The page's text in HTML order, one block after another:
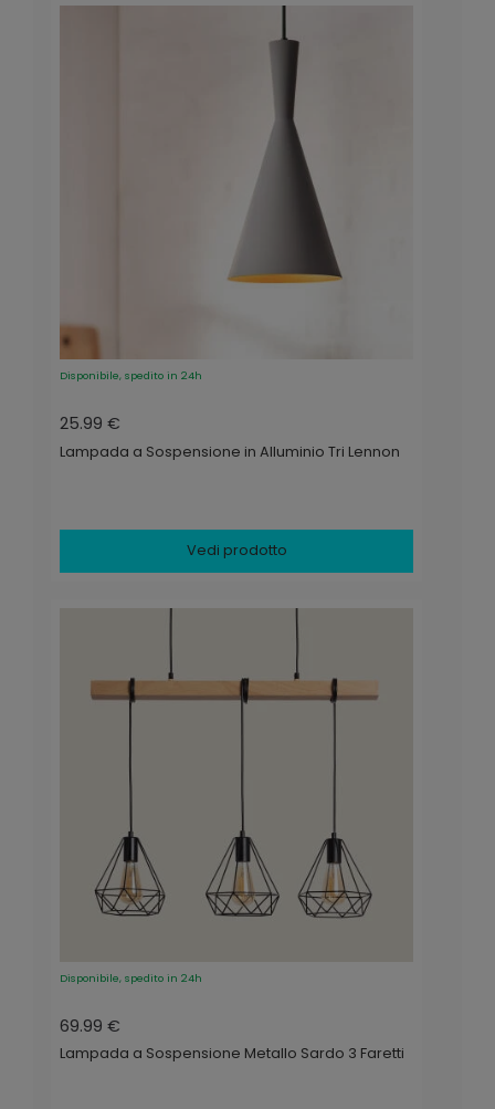
Disponibile, spedito in 24h
25.99 €
Lampada a Sospensione in Alluminio Tri Lennon
Vedi prodotto
Disponibile, spedito in 24h
69.99 €
Lampada a Sospensione Metallo Sardo 3 Faretti